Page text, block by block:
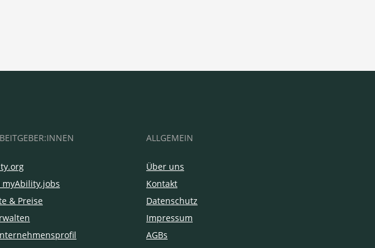
myAbility.jobs
& Preise
ALLGEMEIN
Über uns
Kontakt
Datenschutz
Impressum
AGBs